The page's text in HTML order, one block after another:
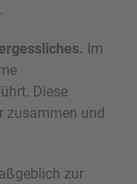
Im
Diese
zusammen und
zur